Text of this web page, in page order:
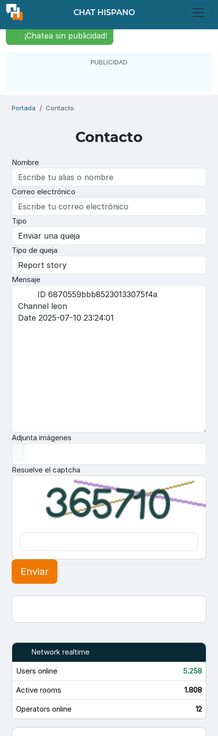
CHAT HISPANO
¡Chatea sin publicidad!
PUBLICIDAD
Portada Contacto
Contacto
Nombre
Correo electrónico
Tipo
Tipo de queja
Mensaje
Adjunta imágenes
Resuelve el captcha
Enviar
Network realtime
Users online 5.258
Active rooms 1.808
Operators online 12